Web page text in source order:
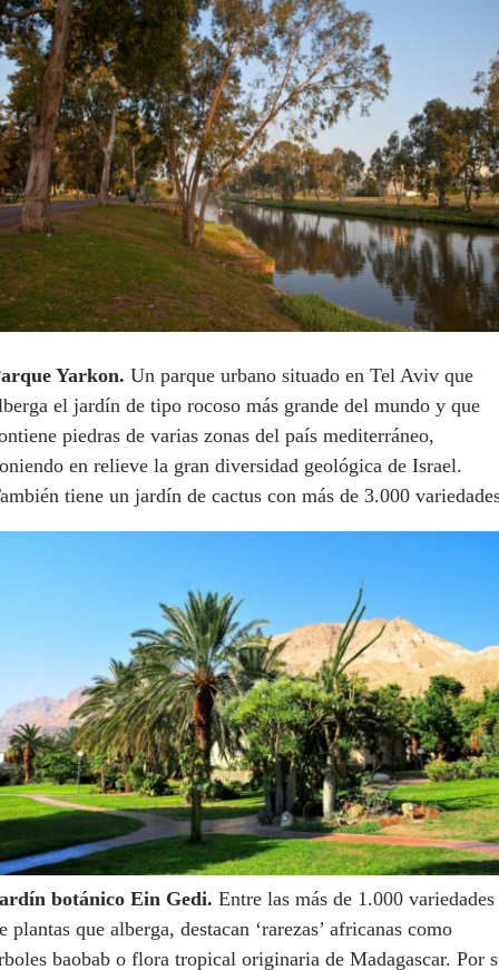
Yarkon. Un parque urbano situado en Tel Aviv que
el jardín de tipo rocoso más grande del mundo y que
piedras de varias zonas del país mediterráneo,
en relieve la gran diversidad geológica de Israel.
tiene un jardín de cactus con más de 3.000
botánico Ein Gedi. Entre las más de 1.000 variedades
plantas que alberga, destacan ‘rarezas’ africanas como
baobab o flora tropical originaria de Madagascar. Por